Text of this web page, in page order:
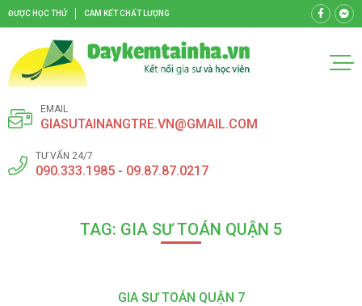
ĐƯỢC HỌC THỬ CAM KẾT CHẤT LƯỢNG
EMAIL
GIASUTAINANGTRE.VN@GMAIL.COM
TƯ VẤN 24/7
090.333.1985 - 09.87.87.0217
TAG: GIA SƯ TOÁN QUẬN 5
GIA SƯ TOÁN QUẬN 7